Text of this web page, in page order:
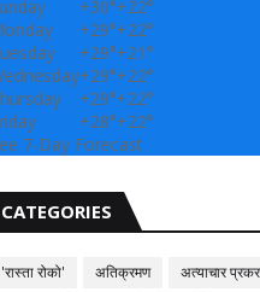
+30°+22°
+29°+22°
+29°+21°
+29°+22°
+29°+22°
+28°+22°
7-Day Forecast
CATEGORIES
'रास्ता रोको' अतिक्रमण अत्याचार